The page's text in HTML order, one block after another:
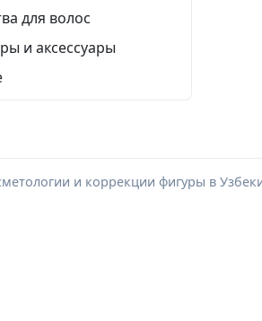
для волос
и аксессуары
и коррекции фигуры в